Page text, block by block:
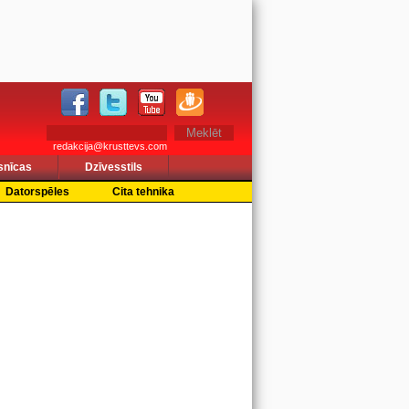
redakcija@krusttevs.com
Dzīvesstils
Datorspēles
Cita tehnika